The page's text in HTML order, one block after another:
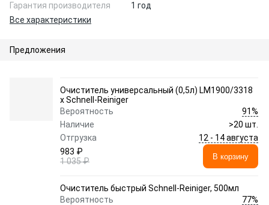
Гарантия производителя
1 год
Все характеристики
Предложения
Очиститель универсальный (0,5л) LM1900/3318
x Schnell-Reiniger
Вероятность
91%
Наличие
>20 шт.
Отгрузка
12 - 14 августа
983 ₽
1 035 ₽
В корзину
Очиститель быстрый Schnell-Reiniger, 500мл
Вероятность
77%